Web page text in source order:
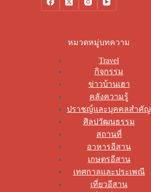
หมวดหมู่บทความ
Travel
กิจกรรม
ข่าวบ้านเฮา
คลังความรู้
ปราชญ์และบุคคลสำคัญ
ศิลปวัฒนธรรม
สถานที่
อาหารอีสาน
เกษตรอีสาน
เทศกาลและประเพณี
เที่ยวอีสาน